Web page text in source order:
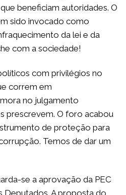
beneficiam autoridades. O
sido invocado como
da lei e da
com a sociedade!
com privilégios no
correm em
no julgamento
prescrevem. O foro acabou
de proteção para
Temos de dar um
se a aprovação da PEC